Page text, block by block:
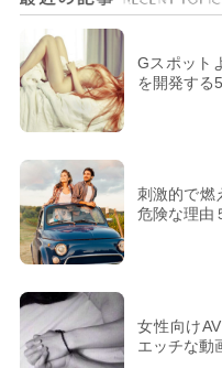
Gスポット
を開発する
刺激的で燃
危険な理由
女性向け
エッチな動